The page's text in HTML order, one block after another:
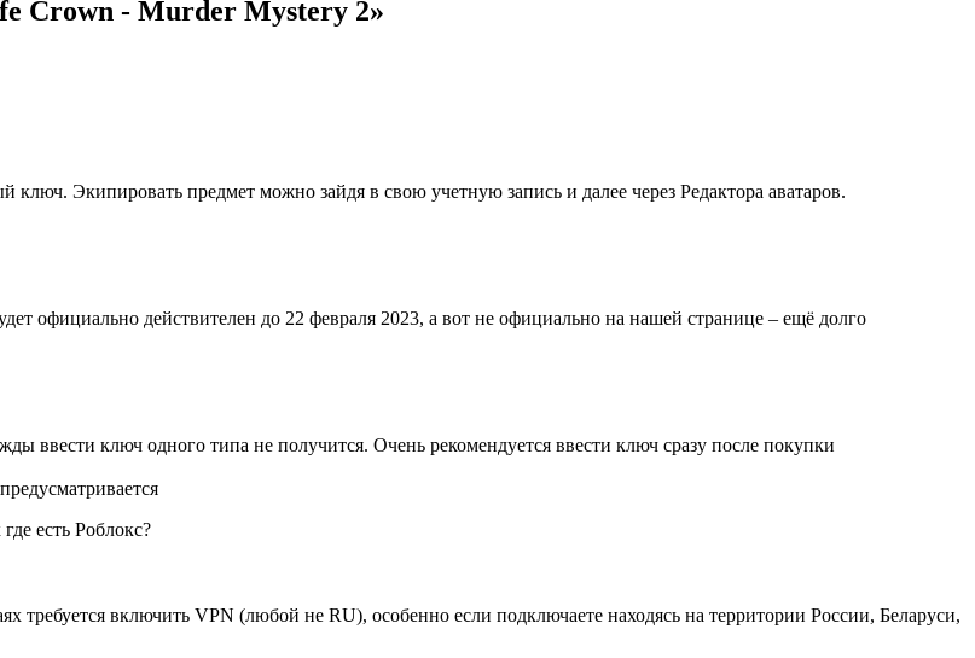
Crown - Murder Mystery 2»
ключ. Экипировать предмет можно зайдя в свою учeтную запись и далее через Редактора аватаров.
официально действителен до 22 февраля 2023, а вот не официально на нашей странице – ещё долго
ввести ключ одного типа не получится. Очень рекомендуется ввести ключ сразу после покупки
есть Роблокс?
требуется включить VPN (любой не RU), особенно если подключаете находясь на территории России, Беларуси,